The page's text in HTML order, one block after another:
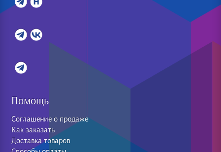
Помощь
Соглашение о продаже
Как заказать
Доставка товаров